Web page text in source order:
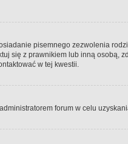
pisemnego zezwolenia
się z prawnikiem lub inną osobą,
w tej kwestii.
forum w celu